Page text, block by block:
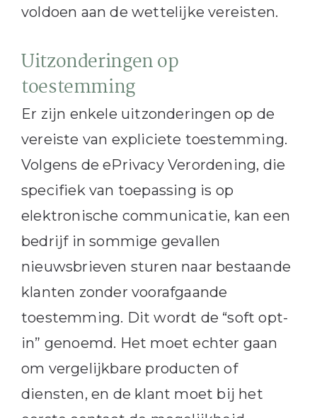
voldoen aan de wettelijke vereisten.
Uitzonderingen op
toestemming
Er zijn enkele uitzonderingen op de
vereiste van expliciete toestemming.
Volgens de ePrivacy Verordening, die
specifiek van toepassing is op
elektronische communicatie, kan een
bedrijf in sommige gevallen
nieuwsbrieven sturen naar bestaande
klanten zonder voorafgaande
toestemming. Dit wordt de “soft opt-
in” genoemd. Het moet echter gaan
om vergelijkbare producten of
diensten, en de klant moet bij het